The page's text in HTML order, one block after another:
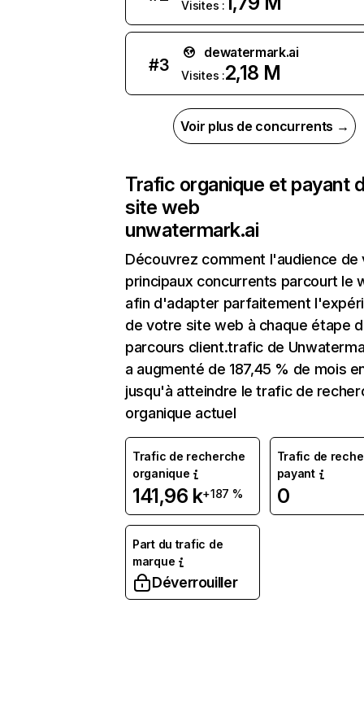
Visites :
#3
dewatermark.ai
Visites :2,18 M
Voir plus de concurrents →
Trafic organique et payant
site web
unwatermark.ai
Découvrez comment l'audience de
principaux concurrents parcourt le
afin d'adapter parfaitement
de votre site web à chaque étape
parcours client.trafic de
a augmenté de 187,45 % de mois
jusqu'à atteindre le trafic de
organique actuel
Trafic de recherche
organique
141,96 k+187 %
Trafic de
payant
0
Part du trafic de
marque
Déverrouiller